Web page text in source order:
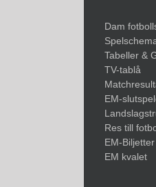
Dam
Tabeller &
TV-tablå
EM-
Res till
EM-Biljetter
EM kvalet